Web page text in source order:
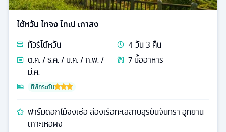
ไต้หวัน ไทจง ไทเป เกาสง
ทัวร์ไต้หวัน 4วัน3 คืน
ต.ค. / ธ.ค. / ม.ค. / ก.พ. /
มี.ค.
7มื้ออาหาร
ที่พักระดับ
ฟาร์มดอกไม้จงเซ่อ ล่องเรือทะเลสาบสุริยันจันทรา อุทยาน
เกาะเหอผิง